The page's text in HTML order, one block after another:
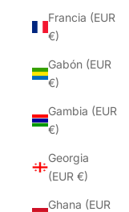
Francia (EUR
€)
Gabón (EUR
€)
Gambia (EUR
€)
Georgia
(EUR €)
Ghana (EUR